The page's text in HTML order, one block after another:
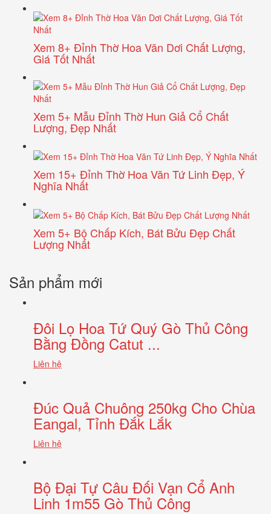
Xem 8+ Đỉnh Thờ Hoa Văn Dơi Chất Lượng,
Giá Tốt Nhất
Xem 5+ Mẫu Đỉnh Thờ Hun Giả Cổ Chất
Lượng, Đẹp Nhất
Xem 15+ Đỉnh Thờ Hoa Văn Tứ Linh Đẹp, Ý
Nghĩa Nhất
Xem 5+ Bộ Chấp Kích, Bát Bửu Đẹp Chất
Lượng Nhất
Sản phẩm mới
Đôi Lọ Hoa Tứ Quý Gò Thủ Công
Bằng Đồng Catut ...
Liên hệ
Đúc Quả Chuông 250kg Cho Chùa
Eangal, Tỉnh Đắk Lắk
Liên hệ
Bộ Đại Tự Câu Đối Vạn Cổ Anh
Linh 1m55 Gò Thủ Công